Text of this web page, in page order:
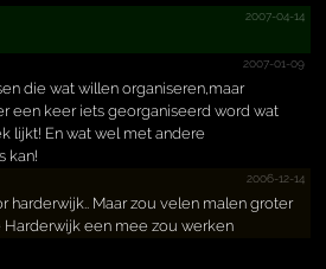
2007-04-14
2007-01-09
die wat willen organiseren,maar
een keer iets georganiseerd word wat
lijkt! En wat wel met andere
kan!
2006-12-14
harderwijk.. Maar zou velen malen groter
een mee zou werken